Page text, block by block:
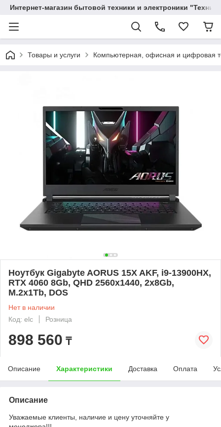
Интернет-магазин бытовой техники и электроники
Товары и услуги Компьютерная, офисная и цифровая
Ноутбук Gigabyte AORUS 15X AKF, i9-13900HX,
RTX 4060 8Gb, QHD 2560x1440, 2x8Gb,
M.2x1Tb, DOS
Нет в наличии
Код: elc
Розница
898 560 ₸
Описание Характеристики Доставка Оплата
Описание
Уважаемые клиенты, наличие и цену уточняйте у